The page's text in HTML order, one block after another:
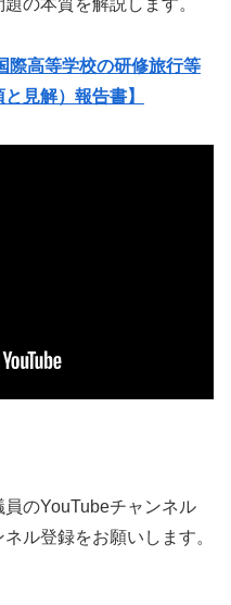
際高等学校の研修旅行等
見解）報告書】
のYouTubeチャンネル
ル登録をお願いします。